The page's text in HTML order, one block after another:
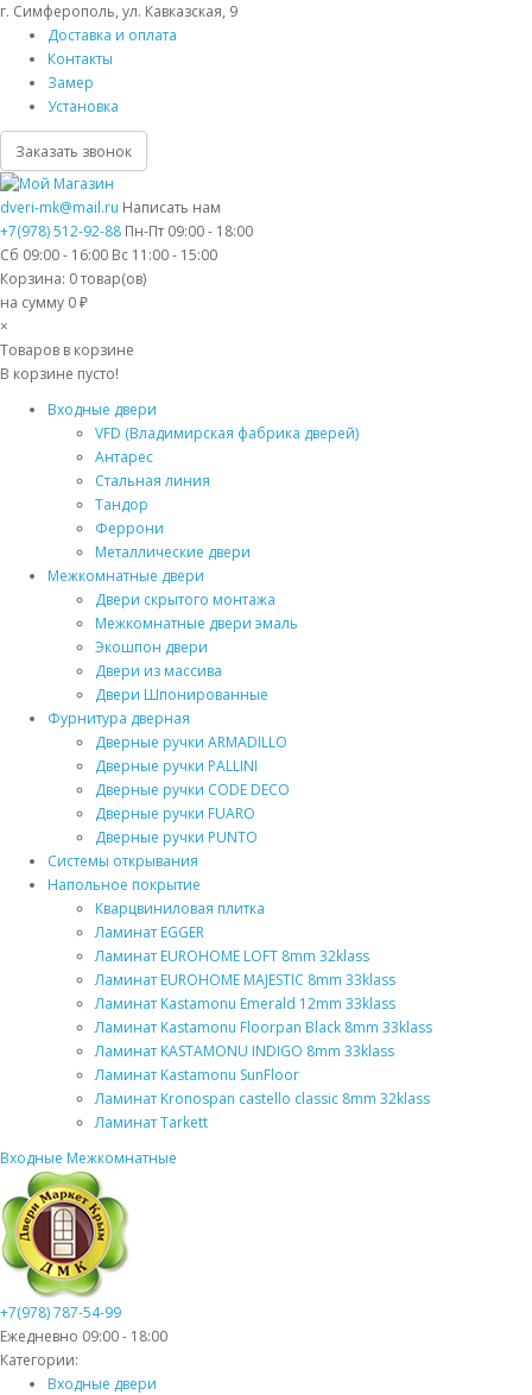
г. Симферополь, ул. Кавказская, 9
Доставка и оплата
Контакты
Замер
Установка
Заказать звонок
dveri-mk@mail.ru Написать нам
+7(978) 512-92-88 Пн-Пт 09:00 - 18:00
Сб 09:00 - 16:00 Вс 11:00 - 15:00
Корзина: 0товар(ов)
на сумму 0 ₽
×
Товаров в корзине
В корзине пусто!
Входные двери
VFD (Владимирская фабрика дверей)
Антарес
Стальная линия
Тандор
Феррони
Металлические двери
Межкомнатные двери
Двери скрытого монтажа
Межкомнатные двери эмаль
Экошпон двери
Двери из массива
Двери Шпонированные
Фурнитура дверная
Дверные ручки ARMADILLO
Дверные ручки PALLINI
Дверные ручки CODE DECO
Дверные ручки FUARO
Дверные ручки PUNTO
Системы открывания
Напольное покрытие
Кварцвиниловая плитка
Ламинат EGGER
Ламинат EUROHOME LOFT 8mm 32klass
Ламинат EUROHOME MAJESTIC 8mm 33klass
Ламинат Kastamonu Emerald 12mm 33klass
Ламинат Kastamonu Floorpan Black 8mm 33klass
Ламинат KASTAMONU INDIGO 8mm 33klass
Ламинат Kastamonu SunFloor
Ламинат Kronospan castello classic 8mm 32klass
Ламинат Tarkett
Входные Межкомнатные
+7(978) 787-54-99
Ежедневно 09:00 - 18:00
Категории:
Входные двери